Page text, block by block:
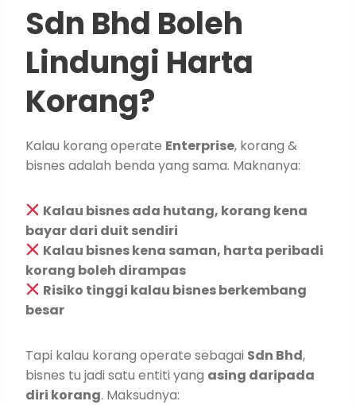
Sdn Bhd Boleh
Lindungi Harta
Korang?
Kalau korang operate Enterprise, korang &
bisnes adalah benda yang sama. Maknanya:
Kalau bisnes ada hutang, korang kena
bayar dari duit sendiri
Kalau bisnes kena saman, harta peribadi
korang boleh dirampas
Risiko tinggi kalau bisnes berkembang
besar
Tapi kalau korang operate sebagai Sdn Bhd,
bisnes tu jadi satu entiti yang asing daripada
diri korang. Maksudnya: